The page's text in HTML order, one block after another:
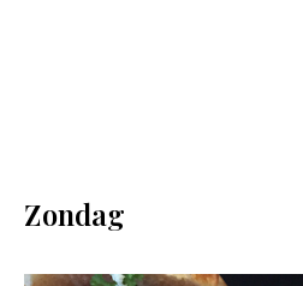
Zondag